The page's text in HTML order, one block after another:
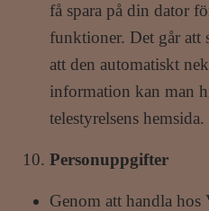
få spara på din dator
funktioner. Det går att
att den automatiskt
information kan man
telestyrelsens hemsida.
Personuppgifter
Genom att handla hos